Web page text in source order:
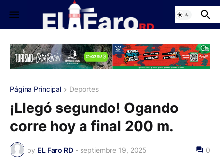
Página Principal Deportes
¡Llegó segundo! Ogando
corre hoy a final 200 m.
by EL Faro RD - septiembre 19, 2025 0